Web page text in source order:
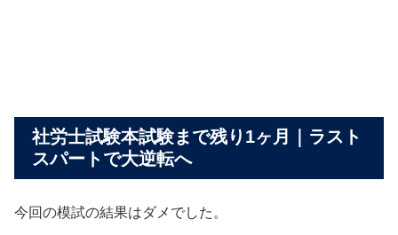
社労士試験本試験まで残り1ヶ月｜ラスト
スパートで大逆転へ
今回の模試の結果はダメでした。